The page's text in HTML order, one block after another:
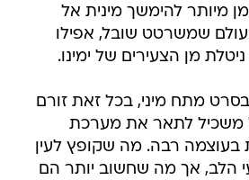
מיותר להימשך מינית אל
שמשרטט שובל, אפילו
מן הצעירים של ימינו.
מתח מיני, בכל זאת זורם
משכיל לתאר את מערכת
רבה. מה שקופץ לעין
הלב, אך מה שחשוב יותר הם